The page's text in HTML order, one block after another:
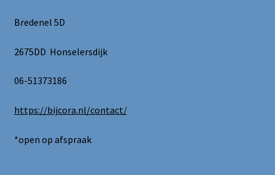
Bredenel 5D
2675DD Honselersdijk
06-51373186
https://bijcora.nl/contact/
*open op afspraak